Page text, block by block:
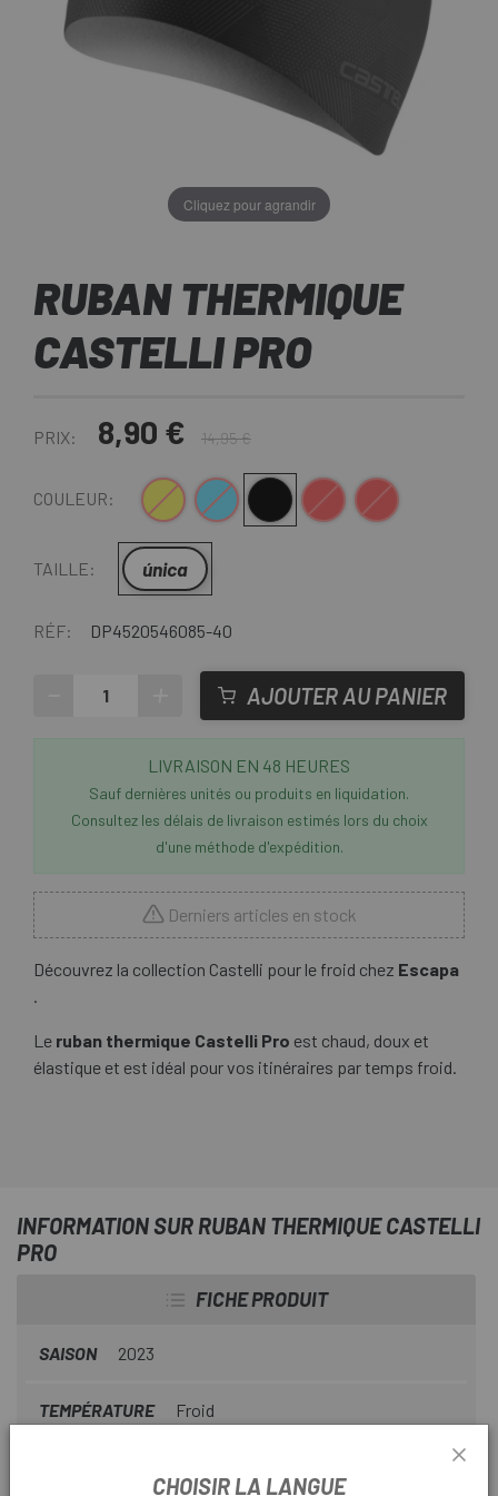
Cliquez pour agrandir
RUBAN THERMIQUE
CASTELLI PRO
PRIX: 8,90 € 14,95 €
COULEUR: Jaune Bleu Noir matRouge
Rouge-Orange
TAILLE: única
RÉF: DP4520546085-40
AJOUTER AU PANIER
LIVRAISON EN 48 HEURES
Sauf dernières unités ou produits en liquidation.
Consultez les délais de livraison estimés lors du choix
d'une méthode d'expédition.
Derniers articles en stock
Découvrez la collection Castelli pour le froid chez Escapa
.
Le ruban thermique Castelli Pro est chaud, doux et
élastique et est idéal pour vos itinéraires par temps froid.
INFORMATION SUR RUBAN THERMIQUE CASTELLI
PRO
FICHE PRODUIT
SAISON 2023
TEMPÉRATURE Froid
CHOISIR LA LANGUE